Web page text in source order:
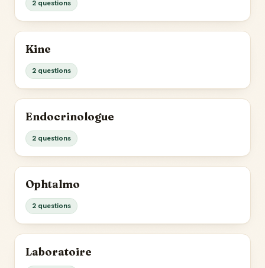
2 questions
Kine
2 questions
Endocrinologue
2 questions
Ophtalmo
2 questions
Laboratoire